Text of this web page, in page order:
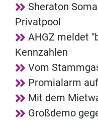
Sheraton
Privatpool
AHGZ meldet
Kennzahlen
Vom
Promialarm
Mit dem
Großdemo